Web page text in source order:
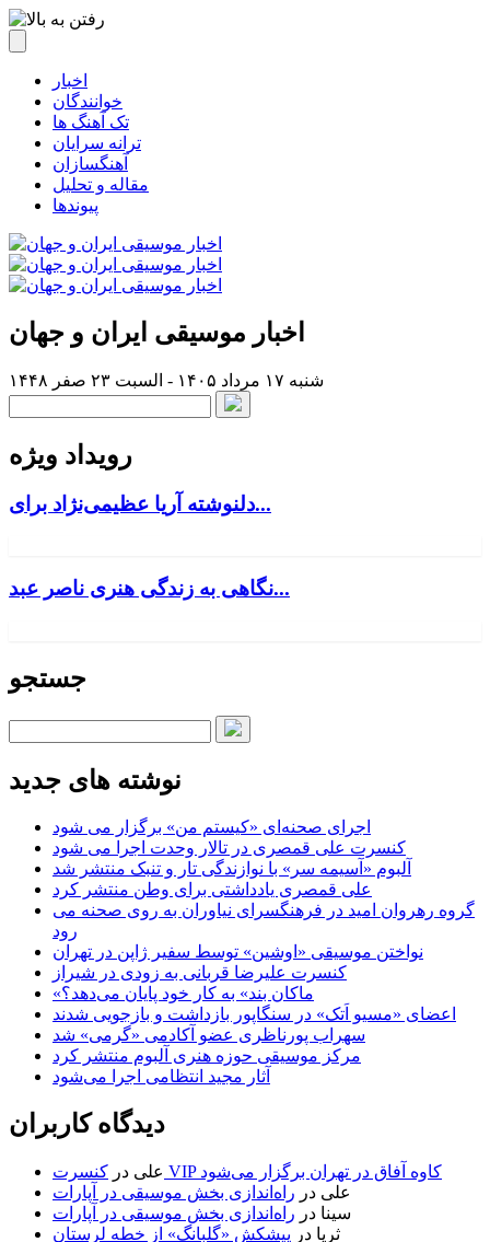
اخبار
خوانندگان
تک آهنگ ها
ترانه سرایان
آهنگسازان
مقاله و تحلیل
پیوندها
اخبار موسیقی ایران و جهان
شنبه ۱۷ مرداد ۱۴۰۵ - السبت ۲۳ صفر ۱۴۴۸
رویداد ویژه
دلنوشته آریا عظیمی‌نژاد برای...
نگاهی به زندگی هنری ناصر عبد...
جستجو
نوشته های جدید
اجرای صحنه‌ای «کیستم من» برگزار می شود
کنسرت علی قمصری در تالار وحدت اجرا می شود
آلبوم «آسیمه سر» با نوازندگی تار و تنبک منتشر شد
علی قمصری یادداشتی برای وطن منتشر کرد
گروه رهروان امید در فرهنگسرای نیاوران به روی صحنه می
رود
نواختن موسیقی «اوشین» توسط سفیر ژاپن در تهران
کنسرت علیرضا قربانی به زودی در شیراز
«ماکان بند» به کار خود پایان می‌دهد؟
اعضای «مسیو اَتک» در سنگاپور بازداشت و بازجویی شدند
سهراب پورناظری عضو آکادمی «گرمی» شد
مرکز موسیقی حوزه هنری آلبوم منتشر کرد
آثار مجید انتظامی اجرا می‌شود
دیدگاه کاربران
علی در
کنسرت VIP کاوه آفاق در تهران برگزار می‌شود
علی در راه‌اندازی بخش موسیقی در آپارات
سینا در راه‌اندازی بخش موسیقی در آپارات
ثریا در پیشکش «گلبانگ» از خطه لرستان